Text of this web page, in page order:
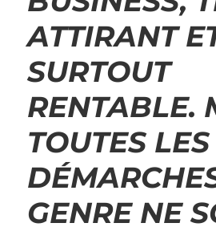
ATTIRANT
SURTOUT
RENTABLE.
TOUTES LES
GENRE NE